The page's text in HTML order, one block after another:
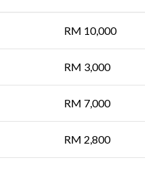
RM 10,000
RM 3,000
RM 7,000
RM 2,800